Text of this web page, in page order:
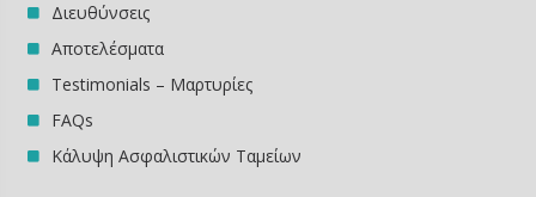
Διευθύνσεις
Αποτελέσματα
Testimonials – Μαρτυρίες
FAQs
Κάλυψη Ασφαλιστικών Ταμείων